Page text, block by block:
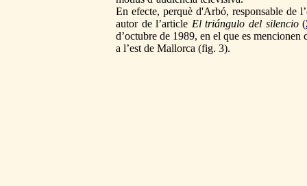
En efecte, perquè d'Arbó, responsable de
autor de l’article El triángulo del silencio(
d’octubre de 1989, en el que es
a l’est de Mallorca (fig. 3).